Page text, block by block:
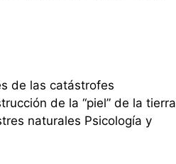
de las catástrofes
de la “piel” de la tierra
naturales Psicología y